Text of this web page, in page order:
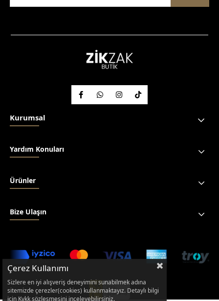
Kurumsal
Yardım Konuları
Ürünler
Bize Ulaşın
Çerez Kullanımı
Sizlere en iyi alışveriş deneyimini sunabilmek adına
sitemizde çerezler(cookies) kullanmaktayız. Detaylı bilgi
için Kvkk sözleşmesini inceleyebilirsiniz.